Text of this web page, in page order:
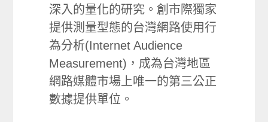
深入的量化的研究。創市際獨家
提供測量型態的台灣網路使用行
為分析(Internet Audience
Measurement)，成為台灣地區
網路媒體市場上唯一的第三公正
數據提供單位。